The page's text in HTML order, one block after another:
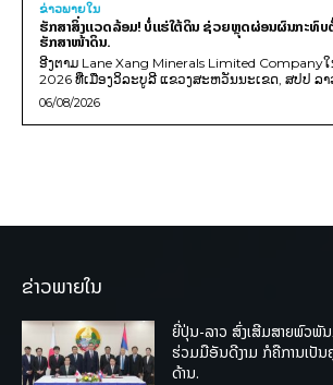
ຂ່າວພາຍ​ໃນ
ຮັກສາສິ່ງແວດລ້ອມ! ບໍ່ແຮ່ໃຕ້ດິນ ຊ່ວຍຫຼຸດຜ່ອນຜົນກະທົ
ຮັກສາໜ້າດິນ.
ອີງຕາມ Lane Xang Minerals Limited
2026 ທີ່ເມືອງວິລະບູລີ ແຂວງສະຫວັນນະເຂດ, ສປປ ລາ
06/08/2026
ຂ່າວພາຍໃນ
ຍີ່ປຸ່ນ-ລາວ ສົ່ງເສີມສາຍພົວພັ
ຮ່ວມມືອັນດີງາມ ກໍຄືການເປັ
ດ້ານ.